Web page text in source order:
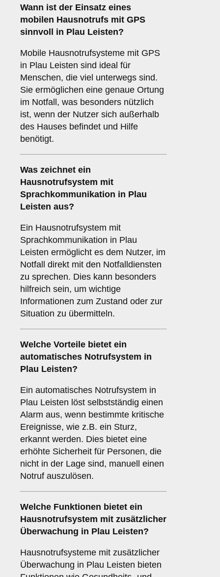
Wann ist der Einsatz eines
mobilen Hausnotrufs mit GPS
sinnvoll in Plau Leisten?
Mobile Hausnotrufsysteme mit GPS
in Plau Leisten sind ideal für
Menschen, die viel unterwegs sind.
Sie ermöglichen eine genaue Ortung
im Notfall, was besonders nützlich
ist, wenn der Nutzer sich außerhalb
des Hauses befindet und Hilfe
benötigt.
Was zeichnet ein
Hausnotrufsystem mit
Sprachkommunikation in Plau
Leisten aus?
Ein Hausnotrufsystem mit
Sprachkommunikation in Plau
Leisten ermöglicht es dem Nutzer, im
Notfall direkt mit den Notfalldiensten
zu sprechen. Dies kann besonders
hilfreich sein, um wichtige
Informationen zum Zustand oder zur
Situation zu übermitteln.
Welche Vorteile bietet ein
automatisches Notrufsystem in
Plau Leisten?
Ein automatisches Notrufsystem in
Plau Leisten löst selbstständig einen
Alarm aus, wenn bestimmte kritische
Ereignisse, wie z.B. ein Sturz,
erkannt werden. Dies bietet eine
erhöhte Sicherheit für Personen, die
nicht in der Lage sind, manuell einen
Notruf auszulösen.
Welche Funktionen bietet ein
Hausnotrufsystem mit zusätzlicher
Überwachung in Plau Leisten?
Hausnotrufsysteme mit zusätzlicher
Überwachung in Plau Leisten bieten